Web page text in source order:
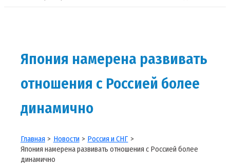
Япония намерена развивать
отношения с Россией более
динамично
Главная Новости
Россия и СНГ
Япония намерена развивать отношения с Россией более
динамично